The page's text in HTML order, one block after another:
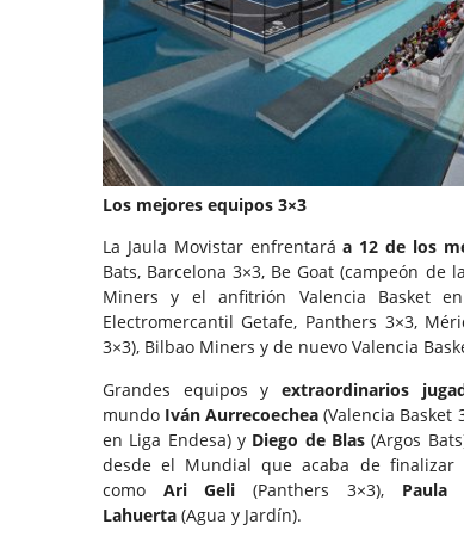
Los mejores equipos 3×3
La Jaula Movistar enfrentará a 12 de los
Bats, Barcelona 3×3, Be Goat (campeón de
Miners y el anfitrión Valencia Basket
Electromercantil Getafe, Panthers 3×3,
3×3), Bilbao Miners y de nuevo Valencia
Grandes equipos yextraordinarios
mundo Iván Aurrecoechea (Valencia Basket
en Liga Endesa) y Diego de Blas(Argos
desde el Mundial que acaba de finalizar
como Ari Geli (Panthers 3×3), Paula
Lahuerta(Agua y Jardín).